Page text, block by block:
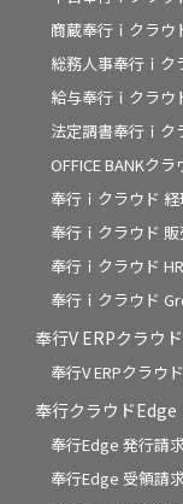
商蔵奉行ｉクラウ
総務人事奉行ｉク
給与奉行ｉクラウ
法定調書奉行ｉク
OFFICE BANKクラ
奉行ｉクラウド
奉行ｉクラウド
奉行ｉクラウド
奉行ｉクラウド
奉行V ERPクラウド
奉行V ERPクラウ
奉行クラウドEdge
奉行Edge 発行請
奉行Edge 受領請